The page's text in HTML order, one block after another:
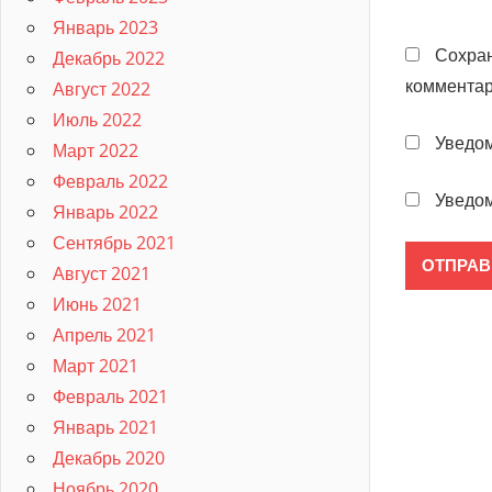
Январь 2023
Декабрь 2022
Август 2022
Июль 2022
Март 2022
Февраль 2022
Январь 2022
Сентябрь 2021
Август 2021
Июнь 2021
Апрель 2021
Март 2021
Февраль 2021
Январь 2021
Декабрь 2020